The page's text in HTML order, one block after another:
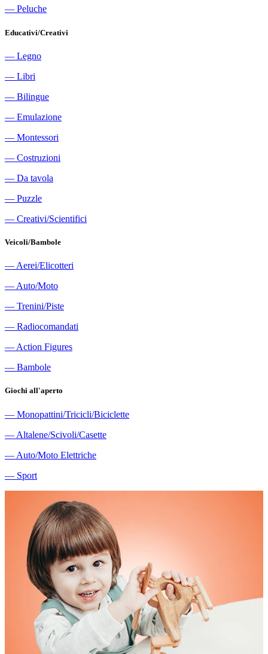
― Peluche
Educativi/Creativi
― Legno
― Libri
― Bilingue
― Emulazione
― Montessori
― Costruzioni
― Da tavola
― Puzzle
― Creativi/Scientifici
Veicoli/Bambole
― Aerei/Elicotteri
― Auto/Moto
― Trenini/Piste
― Radiocomandati
― Action Figures
― Bambole
Giochi all'aperto
― Monopattini/Tricicli/Biciclette
― Altalene/Scivoli/Casette
― Auto/Moto Elettriche
― Sport